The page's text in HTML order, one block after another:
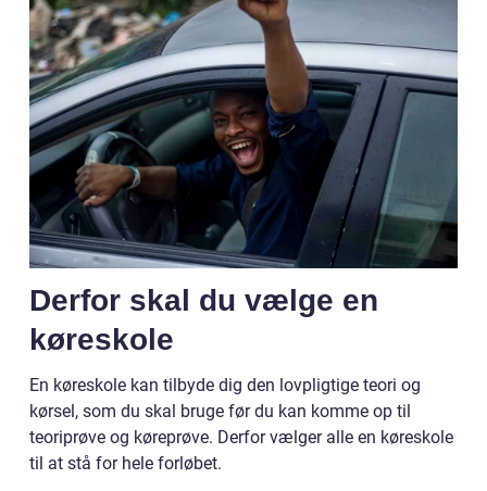
Derfor skal du vælge en
køreskole
En køreskole kan tilbyde dig den lovpligtige teori og
kørsel, som du skal bruge før du kan komme op til
teoriprøve og køreprøve. Derfor vælger alle en køreskole
til at stå for hele forløbet.